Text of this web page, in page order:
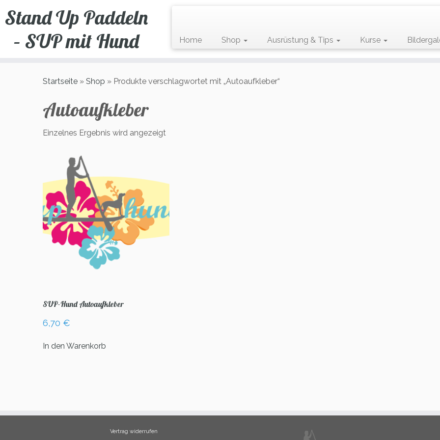
Inhalt
Stand Up Paddeln
– SUP mit Hund
Home Shop Ausrüstung & Tips Kurse
Startseite » Shop » Produkte verschlagwortet mit „Autoaufkleber“
Autoaufkleber
Einzelnes Ergebnis wird angezeigt
SUP-Hund Autoaufkleber
6,70 €
In den Warenkorb
Vertrag widerrufen